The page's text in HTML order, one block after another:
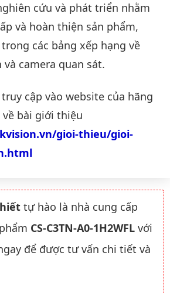
cứu và phát triển nhằm
và hoàn thiện sản phẩm,
các bảng xếp hạng về
camera quan sát.
cập vào website của hãng
bài giới thiệu
gioi-thieu/gioi-
tự hào là nhà cung cấp
CS-C3TN-A0-1H2WFL với
để được tư vấn chi tiết và